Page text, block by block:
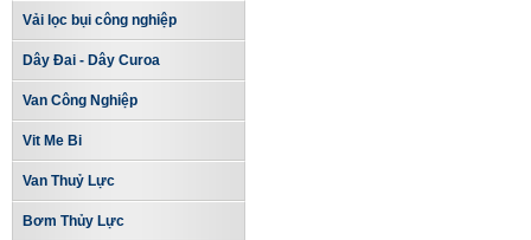
Vải lọc bụi công nghiệp
Dây Đai - Dây Curoa
Van Công Nghiệp
Vit Me Bi
Van Thuỷ Lực
Bơm Thủy Lực